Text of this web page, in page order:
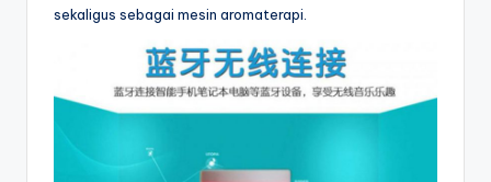
sekaligus sebagai mesin aromaterapi.